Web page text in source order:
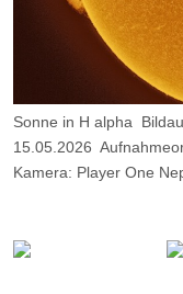
Sonne in H alpha
15.05.2026
Kamera: Player One